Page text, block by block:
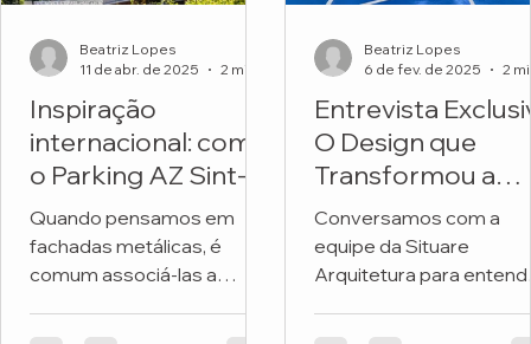
Inspiração
internacional: como
o Parking AZ Sint-
Lucas transforma
metal e natureza
em arquitetura
premiada
Quando pensamos em
fachadas metálicas, é
comum associá-las a
ou exclusivamente
Beatriz Lopes
11 de abr. de 2025
Entrevista
O Design que
Transformou a
Fachada de uma
Escola
Conversamos com a
equipe da Situare
Arquitetura para
revitalizou a fachada da
Beatriz Lopes
6 de fev. de 2025